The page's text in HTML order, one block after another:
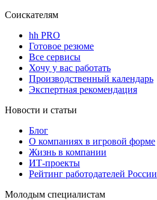
Соискателям
hh PRO
Готовое резюме
Все сервисы
Хочу у вас работать
Производственный календарь
Экспертная рекомендация
Новости и статьи
Блог
О компаниях в игровой форме
Жизнь в компании
ИТ-проекты
Рейтинг работодателей России
Молодым специалистам